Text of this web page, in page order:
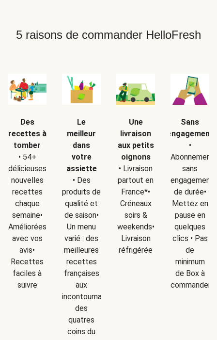
5 raisons de commander HelloFresh
Des
recettes à
tomber
• 54+
délicieuses
nouvelles
recettes
chaque
semaine•
Améliorées
avec vos
avis•
Recettes
faciles à
suivre
Le
meilleur
dans
votre
assiette
• Des
produits de
qualité et
de saison•
Un menu
varié : des
meilleures
recettes
françaises
aux
incontournables
des
quatres
coins du
Une
livraison
aux petits
oignons
• Livraison
partout en
France*•
Créneaux
soirs &
weekends•
Livraison
réfrigérée
Sans
engagement
•
Abonnement
sans
engagement
de durée•
Mettez en
pause en
quelques
clics • Pas
de
minimum
de Box à
commander